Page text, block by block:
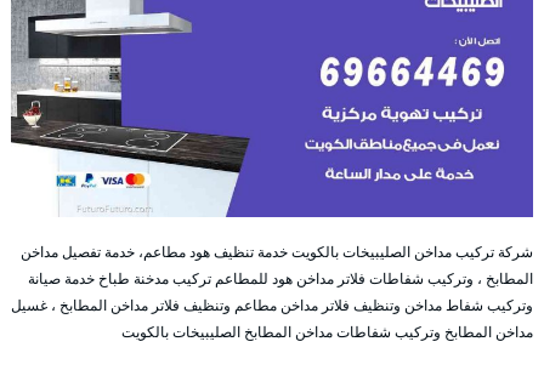
شركة تركيب مداخن الصليبيخات بالكويت خدمة تنظيف هود مطاعم، خدمة تفصيل مداخن
المطابخ ، وتركيب شفاطات فلاتر مداخن هود للمطاعم تركيب مدخنة طباخ خدمة صيانة
وتركيب شفاط مداخن وتنظيف فلاتر مداخن مطاعم وتنظيف فلاتر مداخن المطابخ ، غسيل
مداخن المطابخ وتركيب شفاطات مداخن المطابخ الصليبيخات بالكويت